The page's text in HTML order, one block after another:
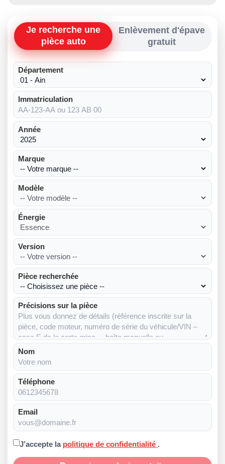
Je recherche une
pièce auto
Enlèvement d'épave
gratuit
Département
Immatriculation
Année
Marque
Modèle
Énergie
Version
Pièce recherchée
Précisions sur la pièce
Nom
Téléphone
Email
J’accepte la politique de confidentialité .